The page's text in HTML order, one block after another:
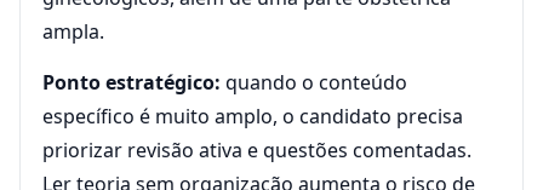
ampla.
Ponto estratégico: quando o conteúdo
específico é muito amplo, o candidato precisa
priorizar revisão ativa e questões comentadas.
Ler teoria sem organização aumenta o risco de